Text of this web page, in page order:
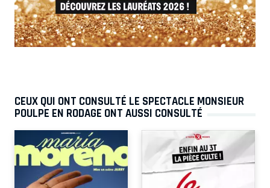
CEUX QUI ONT CONSULTÉ LE SPECTACLE MONSIEUR
POULPE EN RODAGE ONT AUSSI CONSULTÉ